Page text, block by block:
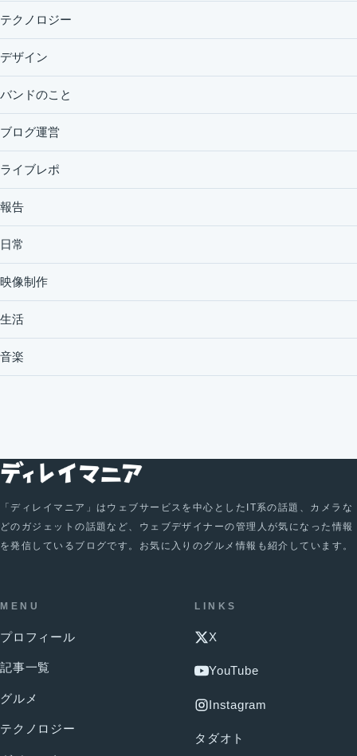
テクノロジー
デザイン
バンドのこと
ブログ運営
ライブレポ
報告
日常
映像制作
生活
音楽
「ディレイマニア」はウェブサービスを中心としたIT系の話題、カメラな
どのガジェットの話題など、ウェブデザイナーの管理人が気になった情報
を発信しているブログです。お気に入りのグルメ情報も紹介しています。
MENU
プロフィール
記事一覧
グルメ
テクノロジー
LINKS
X
YouTube
Instagram
タダオト